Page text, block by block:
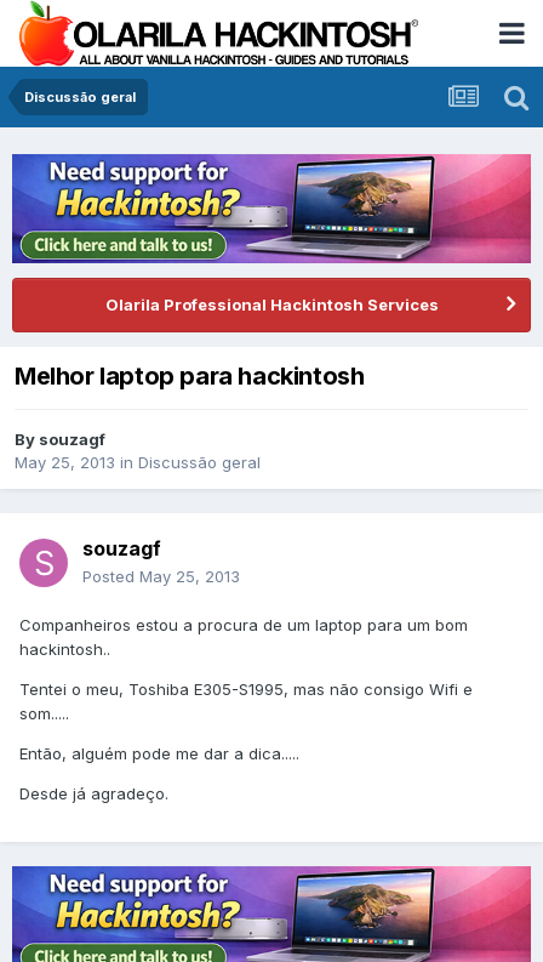
Discussão geral
Olarila Professional Hackintosh Services
Melhor laptop para hackintosh
By souzagf
May 25, 2013 in Discussão geral
souzagf
Posted May 25, 2013
Companheiros estou a procura de um laptop para um bom
hackintosh..
Tentei o meu, Toshiba E305-S1995, mas não consigo Wifi e
som.....
Então, alguém pode me dar a dica.....
Desde já agradeço.